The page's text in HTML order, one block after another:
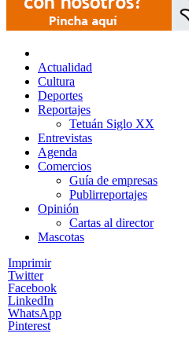
Actualidad
Cultura
Deportes
Reportajes
Tetuán Siglo XX
Entrevistas
Agenda
Comercios
Guía de empresas
Publirreportajes
Opinión
Cartas al director
Mascotas
Imprimir
Twitter
Facebook
LinkedIn
WhatsApp
Pinterest